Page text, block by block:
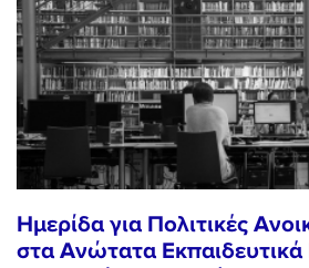
Ημερίδα για Πολιτικές
στα Ανώτατα